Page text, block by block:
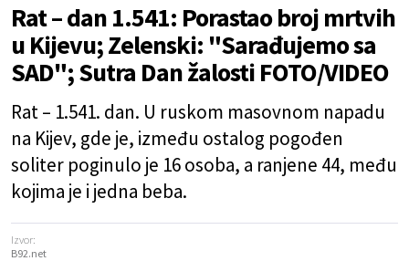
Rat – dan 1.541: Porastao broj mrtvih
u Kijevu; Zelenski: "Sarađujemo sa
SAD"; Sutra Dan žalosti FOTO/VIDEO
Rat – 1.541. dan. U ruskom masovnom napadu
na Kijev, gde je, između ostalog pogođen
soliter poginulo je 16 osoba, a ranjene 44, među
kojima je i jedna beba.
Izvor:
B92.net